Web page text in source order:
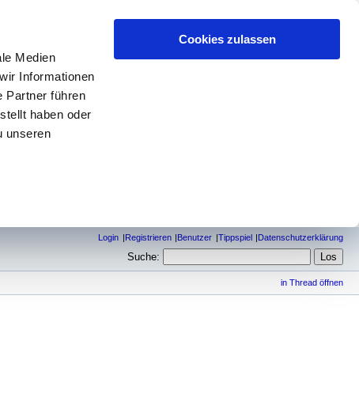
Medien
Informationen
Partner führen
haben oder
unseren
Cookies zulassen
Login Registrieren Benutzer Tippspiel Datenschutzerklärung
Suche:
in Thread öffnen